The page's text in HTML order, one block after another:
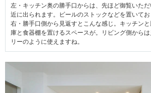
左・キッチン奥の勝手口からは、先ほど御覧いた
近に出られます。ビールのストックなどを置いて
右・勝手口側から見返すとこんな感じ。キッチン
庫と食器棚を置けるスペースが。リビング側から
リーのように使えますね。